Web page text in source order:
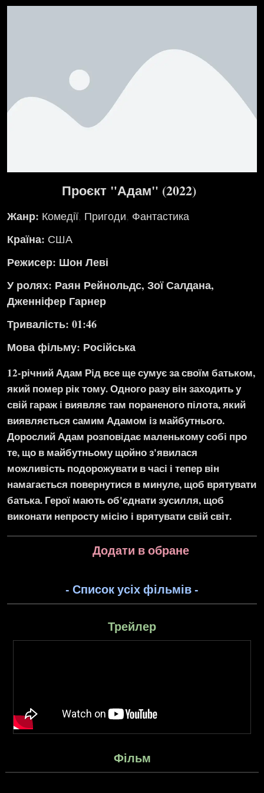
Проєкт "Адам" (2022)
Жанр: Комедії, Пригоди, Фантастика
Країна: США
Режисер: Шон Леві
У ролях: Раян Рейнольдс, Зої Салдана,
Дженніфер Гарнер
Тривалість: 01:46
Мова фільму: Російська
12-річний Адам Рід все ще сумує за своїм батьком,
який помер рік тому. Одного разу він заходить у
свій гараж і виявляє там пораненого пілота, який
виявляється самим Адамом із майбутнього.
Дорослий Адам розповідає маленькому собі про
те, що в майбутньому щойно з'явилася
можливість подорожувати в часі і тепер він
намагається повернутися в минуле, щоб врятувати
батька. Герої мають об'єднати зусилля, щоб
виконати непросту місію і врятувати свій світ.
Додати в обране
- Список усіх фільмів -
Трейлер
Фільм